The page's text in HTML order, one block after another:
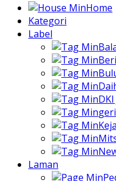
Home
Kategori
Label
Laman